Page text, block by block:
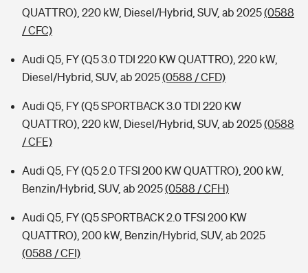
QUATTRO), 220 kW, Diesel/Hybrid, SUV, ab 2025(0588
/ CFC)
Audi Q5, FY (Q5 3.0 TDI 220 KW QUATTRO), 220 kW,
Diesel/Hybrid, SUV, ab 2025(0588 / CFD)
Audi Q5, FY (Q5 SPORTBACK 3.0 TDI 220 KW
QUATTRO), 220 kW, Diesel/Hybrid, SUV, ab 2025(0588
/ CFE)
Audi Q5, FY (Q5 2.0 TFSI 200 KW QUATTRO), 200 kW,
Benzin/Hybrid, SUV, ab 2025(0588 / CFH)
Audi Q5, FY (Q5 SPORTBACK 2.0 TFSI 200 KW
QUATTRO), 200 kW, Benzin/Hybrid, SUV, ab 2025
(0588 / CFI)